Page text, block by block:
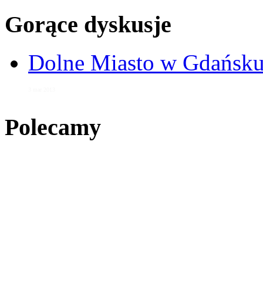
Gorące dyskusje
Dolne Miasto w
Polecamy